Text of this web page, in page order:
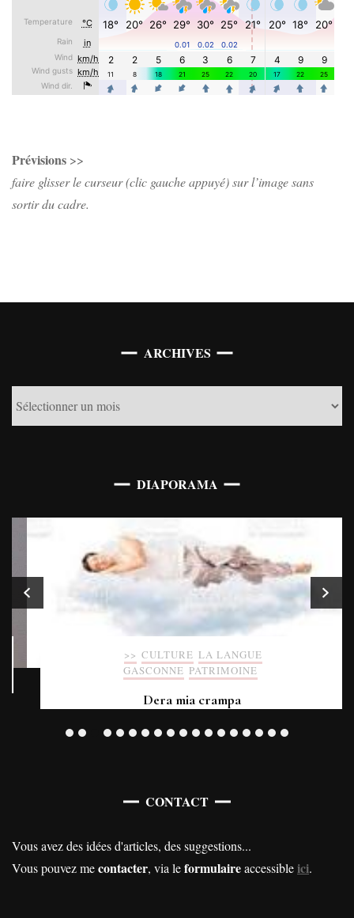
Prévisions >>
faire glisser le curseur (clic gauche appuyé) sur l’image sans
sortir du cadre.
ARCHIVES
Archives
DIAPORAMA
CULTURE LA LANGUE
GASCONNE PATRIMOINE
Dera mia crampa
CONTACT
Vous avez des idées d'articles, des suggestions...
Vous pouvez mecontacter, via leformulaireaccessibleici.